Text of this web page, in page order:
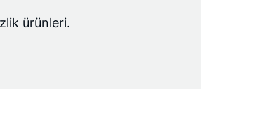
ürünleri.